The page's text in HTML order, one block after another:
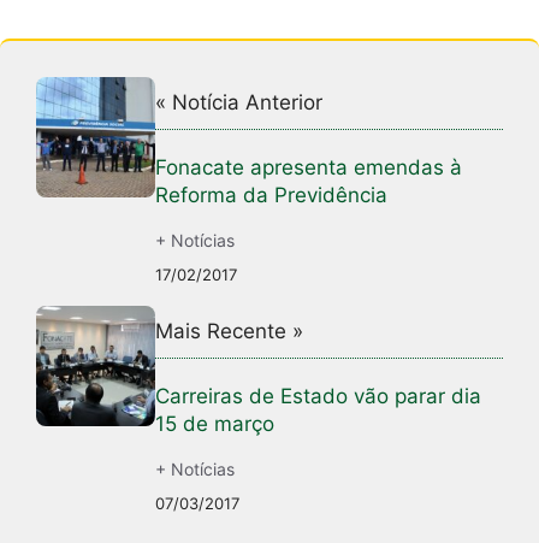
« Notícia Anterior
Fonacate apresenta emendas à
Reforma da Previdência
+ Notícias
17/02/2017
Mais Recente »
Carreiras de Estado vão parar dia
15 de março
+ Notícias
07/03/2017